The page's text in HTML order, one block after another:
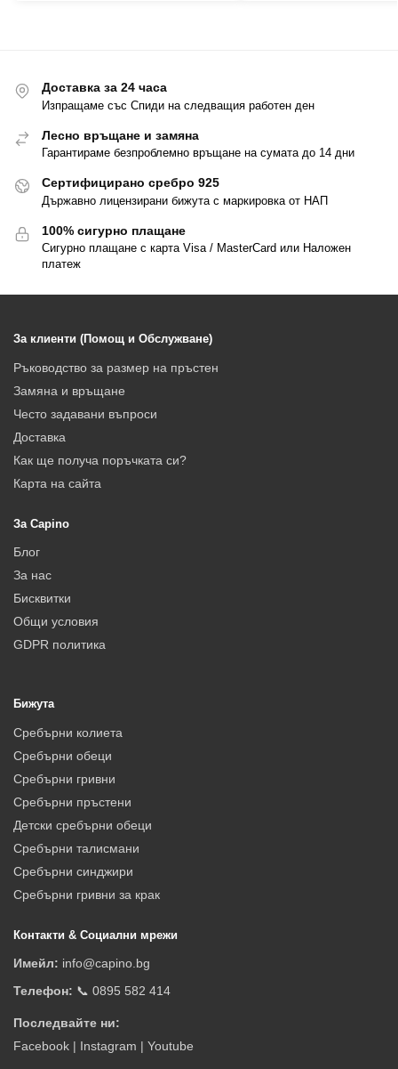
Доставка за 24 часа
Изпращаме със Спиди на следващия работен ден
Лесно връщане и замяна
Гарантираме безпроблемно връщане на сумата до 14 дни
Сертифицирано сребро 925
Държавно лицензирани бижута с маркировка от НАП
100% сигурно плащане
Сигурно плащане с карта Visa / MasterCard или Наложен
платеж
За клиенти (Помощ и Обслужване)
Ръководство за размер на пръстен
Замяна и връщане
Често задавани въпроси
Доставка
Как ще получа поръчката си?
Карта на сайта
За Capino
Блог
За нас
Бисквитки
Общи условия
GDPR политика
Бижута
Сребърни колиета
Сребърни обеци
Сребърни гривни
Сребърни пръстени
Детски сребърни обеци
Сребърни талисмани
Сребърни синджири
Сребърни гривни за крак
Контакти & Социални мрежи
Имейл: info@capino.bg
Телефон: 📞 0895 582 414
Последвайте ни:
Facebook | Instagram | Youtube